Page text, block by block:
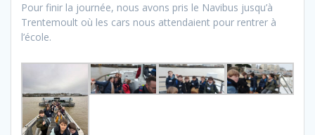
Pour finir la journée, nous avons pris le Navibus jusqu’à
Trentemoult où les cars nous attendaient pour rentrer à
l’école.